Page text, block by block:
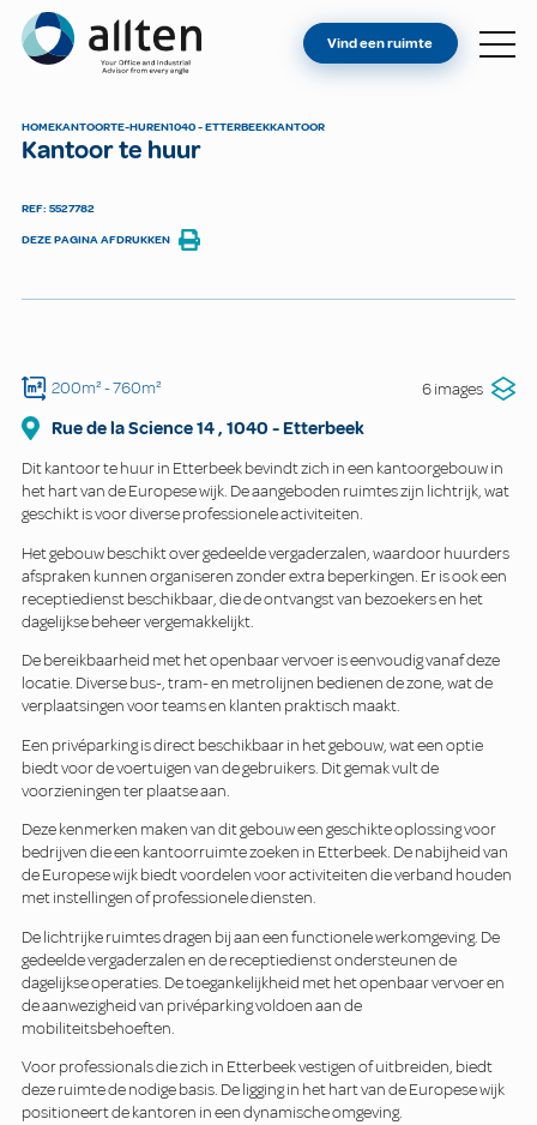
Allten
VIND EEN RUIMTE
Vind een ruimte
HOMEKANTOORTE-HUREN1040 - ETTERBEEKKANTOOR
Kantoor te huur
REF: 5527782
DEZE PAGINA AFDRUKKEN
200m²- 760m² 6 images
Rue de la Science14, 1040 -Etterbeek
Dit kantoor te huur in Etterbeek bevindt zich in een kantoorgebouw in
het hart van de Europese wijk. De aangeboden ruimtes zijn lichtrijk, wat
geschikt is voor diverse professionele activiteiten.
Het gebouw beschikt over gedeelde vergaderzalen, waardoor huurders
afspraken kunnen organiseren zonder extra beperkingen. Er is ook een
receptiedienst beschikbaar, die de ontvangst van bezoekers en het
dagelijkse beheer vergemakkelijkt.
De bereikbaarheid met het openbaar vervoer is eenvoudig vanaf deze
locatie. Diverse bus-, tram- en metrolijnen bedienen de zone, wat de
verplaatsingen voor teams en klanten praktisch maakt.
Een privéparking is direct beschikbaar in het gebouw, wat een optie
biedt voor de voertuigen van de gebruikers. Dit gemak vult de
voorzieningen ter plaatse aan.
Deze kenmerken maken van dit gebouw een geschikte oplossing voor
bedrijven die een kantoorruimte zoeken in Etterbeek. De nabijheid van
de Europese wijk biedt voordelen voor activiteiten die verband houden
met instellingen of professionele diensten.
De lichtrijke ruimtes dragen bij aan een functionele werkomgeving. De
gedeelde vergaderzalen en de receptiedienst ondersteunen de
dagelijkse operaties. De toegankelijkheid met het openbaar vervoer en
de aanwezigheid van privéparking voldoen aan de
mobiliteitsbehoeften.
Voor professionals die zich in Etterbeek vestigen of uitbreiden, biedt
deze ruimte de nodige basis. De ligging in het hart van de Europese wijk
positioneert de kantoren in een dynamische omgeving.